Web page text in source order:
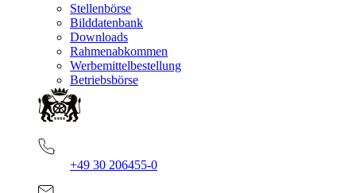
Stellenbörse
Bilddatenbank
Downloads
Rahmenabkommen
Werbemittelbestellung
Betriebsbörse
+49 30 206455-0